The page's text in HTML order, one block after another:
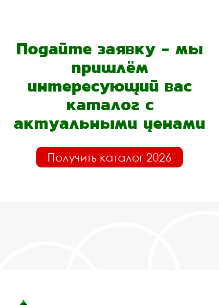
Подайте заявку - мы
пришлём
интересующий вас
каталог с
актуальными ценами
Получить каталог 2026